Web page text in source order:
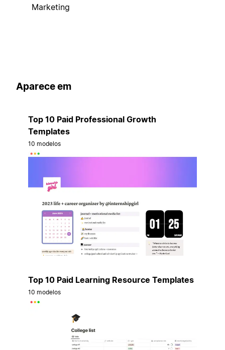
Marketing
Aparece em
Top 10 Paid Professional Growth
Templates
10 modelos
Top 10 Paid Learning Resource Templates
10 modelos